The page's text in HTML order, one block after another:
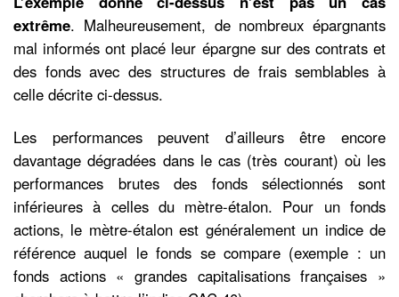
extrême. Malheureusement, de nombreux épargnants
mal informés ont placé leur épargne sur des contrats et
des fonds avec des structures de frais semblables à
celle décrite ci-dessus.
Les performances peuvent d’ailleurs être encore
davantage dégradées dans le cas (très courant) où les
performances brutes des fonds sélectionnés sont
inférieures à celles du mètre-étalon. Pour un fonds
actions, le mètre-étalon est généralement un indice de
référence auquel le fonds se compare (exemple : un
fonds actions « grandes capitalisations françaises »